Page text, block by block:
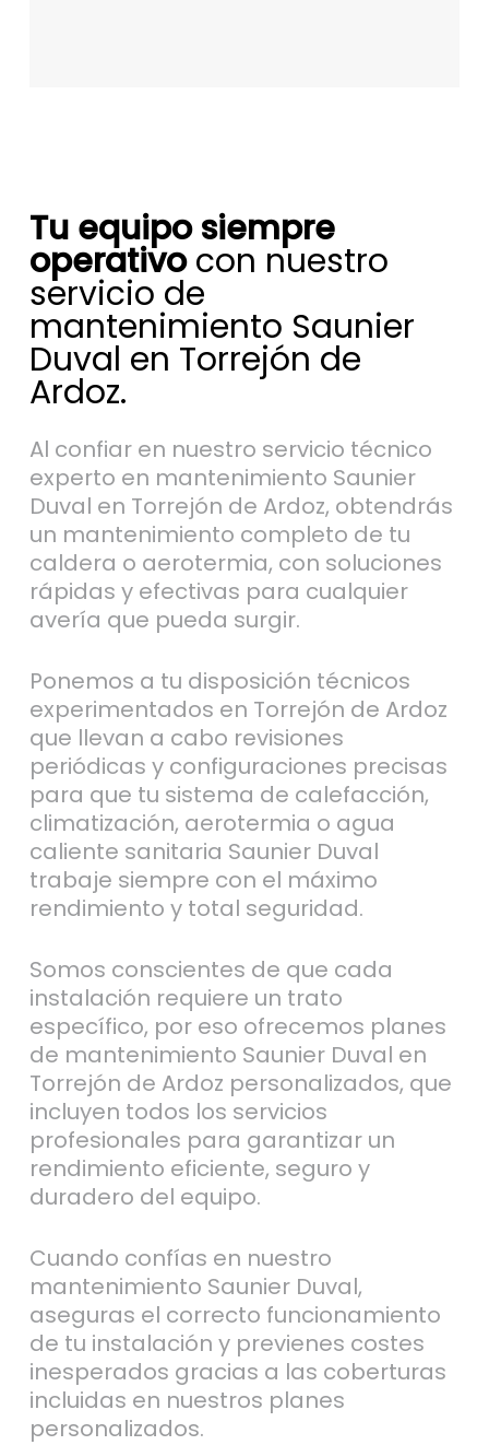
Tu equipo siempre
operativocon nuestro
servicio de
mantenimiento Saunier
Duval en Torrejón de
Ardoz.
Al confiar en nuestro servicio técnico
experto en mantenimiento Saunier
Duval en Torrejón de Ardoz, obtendrás
un mantenimiento completo de tu
caldera o aerotermia, con soluciones
rápidas y efectivas para cualquier
avería que pueda surgir.
Ponemos a tu disposición técnicos
experimentados en Torrejón de Ardoz
que llevan a cabo revisiones
periódicas y configuraciones precisas
para que tu sistema de calefacción,
climatización, aerotermia o agua
caliente sanitaria Saunier Duval
trabaje siempre con el máximo
rendimiento y total seguridad.
Somos conscientes de que cada
instalación requiere un trato
específico, por eso ofrecemos planes
de mantenimiento Saunier Duval en
Torrejón de Ardoz personalizados, que
incluyen todos los servicios
profesionales para garantizar un
rendimiento eficiente, seguro y
duradero del equipo.
Cuando confías en nuestro
mantenimiento Saunier Duval,
aseguras el correcto funcionamiento
de tu instalación y previenes costes
inesperados gracias a las coberturas
incluidas en nuestros planes
personalizados.